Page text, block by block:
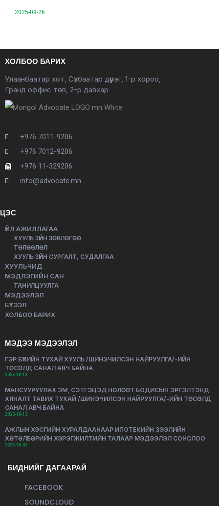
2025-09-26
ХОЛБОО БАРИХ
Улаанбаатар хот, Сүхбаатар дүүрэг, 1-р хороо,
Гранд оффис төв, 2-р давхар
+976 7011-9206
+976 7012-9206
+976 11-329206
info@advocate.mn
ЦЭС
ҮЙЛ АЖИЛЛАГАА
ХУУЛЬ ЗҮЙН ЗӨВЛӨГӨӨ
ТӨЛӨӨЛӨЛ
ХУУЛЬ ЗҮЙН СУРГАЛТ, СУДАЛГАА
ХУУЛЬЧИД
МЭДЛЭГИЙН САН
ТАНИЛЦУУЛГА
МЭДЭЭЛЭЛ
БҮТЭЭЛ
ХОЛБОО БАРИХ
МЭДЭЭ МЭДЭЭЛЭЛ
ГЭР БҮЛИЙН ТУХАЙ ХУУЛЬ /ШИНЭЧИЛСЭН НАЙРУУЛГА/-ИЙН
ТӨСӨЛД САНАЛ АВЧ БАЙНА
2025-10-13
МАНСУУРУУЛАХ ЭМ, СЭТГЭЦЭД НӨЛӨӨТ БОДИСЫН ЭРГЭЛТЭНД
ХЯНАЛТ ТАВИХ ТУХАЙ /ШИНЭЧИЛСЭН НАЙРУУЛГА/-ИЙН ТӨСӨЛД
САНАЛ АВЧ БАЙНА
2025-10-13
АЖЛЫН ХЭСГИЙН ХУРАЛДААНААР ИПОТЕКИЙН ЗЭЭЛИЙН
ХӨТӨЛБӨРИЙН ХЭРЭГЖИЛТИЙН ТАЛААР МЭДЭЭЛЭЛ СОНСЛОО
2025-10-02
БИДНИЙГ ДАГААРАЙ
FACEBOOK
SOUNDCLOUD